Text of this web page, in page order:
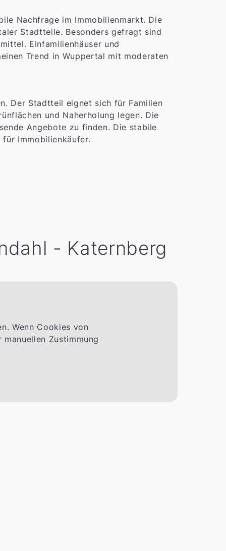
Nachfrage im Immobilienmarkt. Die
Stadtteile. Besonders gefragt sind
Einfamilienhäuser und
Trend in Wuppertal mit moderaten
Der Stadtteil eignet sich für Familien
und Naherholung legen. Die
Angebote zu finden. Die stabile
Immobilienkäufer.
- Katernberg
Wenn Cookies von
Zustimmung